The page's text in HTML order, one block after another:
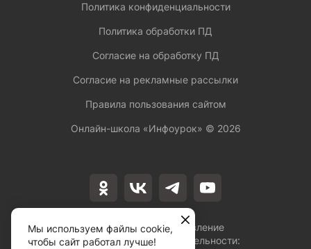
Лицензия на осуществление
образовательной деятельности:
Политика конфиденциальности
Политика обработки ПД
Согласие на обработку ПД
Согласие на рекламные рассылки
Правила пользования сайтом
Онлайн-школа «Инфоурок» © 2026
Мы используем файлы cookie,
чтобы сайт работал лучше!